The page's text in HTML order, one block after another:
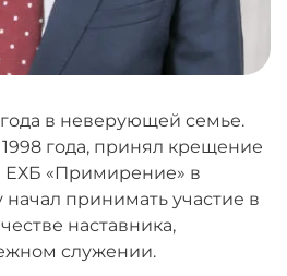
года в неверующей семье.
года, принял крещение
ЕХБ «Примирение» в
принимать участие в
наставника,
служении.